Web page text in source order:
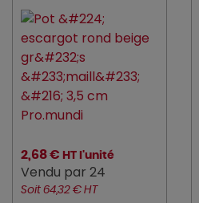
2,68 € HT l'unité
Vendu par 24
Soit 64,32 € HT